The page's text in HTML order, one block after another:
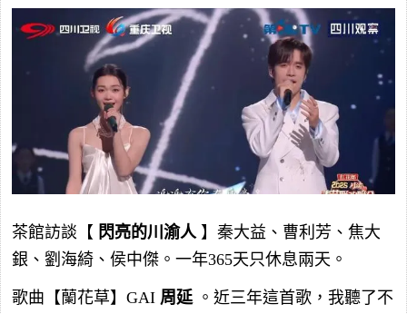
茶館訪談【 閃亮的川渝人 】秦大益、曹利芳、焦大
銀、劉海綺、侯中傑。一年365天只休息兩天。
歌曲【蘭花草】GAI 周延 。近三年這首歌，我聽了不